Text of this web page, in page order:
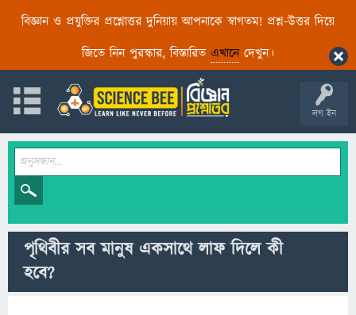
বিজ্ঞান ও প্রযুক্তির প্রশ্নোত্তর দুনিয়ায় আপনাকে স্বাগতম! প্রশ্ন-উত্তর দিয়ে
জিতে নিন পুরস্কার, বিস্তারিত এখানেদেখুন।
লগ ইন
পৃথিবীর সব মানুষ একসাথে লাফ দিলে কী
হবে?